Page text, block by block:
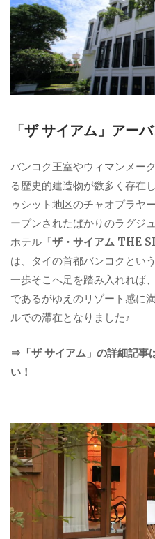
「ザ サイアム」アー
バンコク王室やウィマンメー
る歴史的建造物が数多く存在
ゥシット地区のチャオプラヤ
ープンされたばかりのラグジ
ホテル「ザ・サイアム THE
は、タイの首都バンコクとい
一歩そこへ足を踏み入れれば
であるがゆえのリゾート感に
ルでの滞在となりました♪
⇒「ザ サイアム」の詳細記事
い！